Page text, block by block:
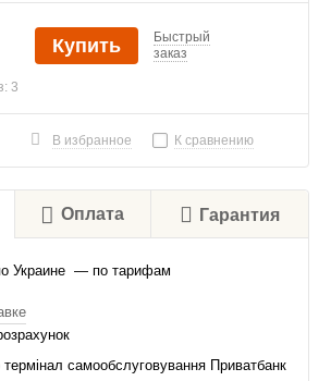
3
Купить
Быстрый
заказ
В избранное К сравнению
Оплата Гарантия
Украине — по тарифам
самообслуговування Приватбанк